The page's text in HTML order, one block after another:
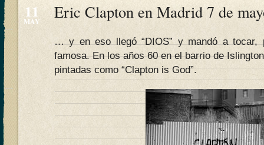
11
MAY Eric Clapton en Madrid 7 de
… y en eso llegó “DIOS” y mandó a tocar,
famosa. En los años 60 en el barrio de
pintadas como “Clapton is God”.